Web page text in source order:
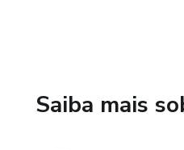
Saiba mais